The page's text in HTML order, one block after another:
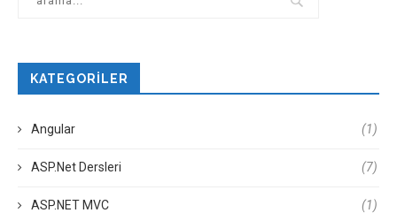
KATEGORILER
Angular (1)
ASP.Net Dersleri (7)
ASP.NET MVC (1)